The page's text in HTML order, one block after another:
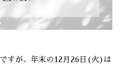
すが、年末の12月26日(火)は